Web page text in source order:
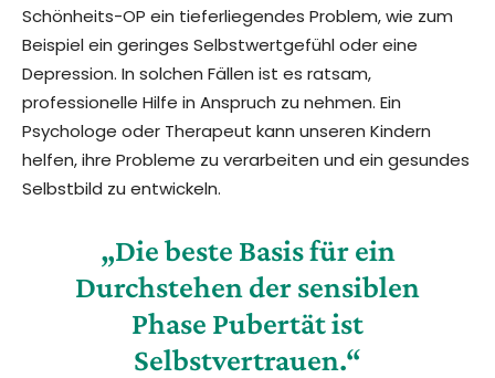
Schönheits-OP ein tieferliegendes Problem, wie zum
Beispiel ein geringes Selbstwertgefühl oder eine
Depression. In solchen Fällen ist es ratsam,
professionelle Hilfe in Anspruch zu nehmen. Ein
Psychologe oder Therapeut kann unseren Kindern
helfen, ihre Probleme zu verarbeiten und ein gesundes
Selbstbild zu entwickeln.
„Die beste Basis für ein
Durchstehen der sensiblen
Phase Pubertät ist
Selbstvertrauen.“